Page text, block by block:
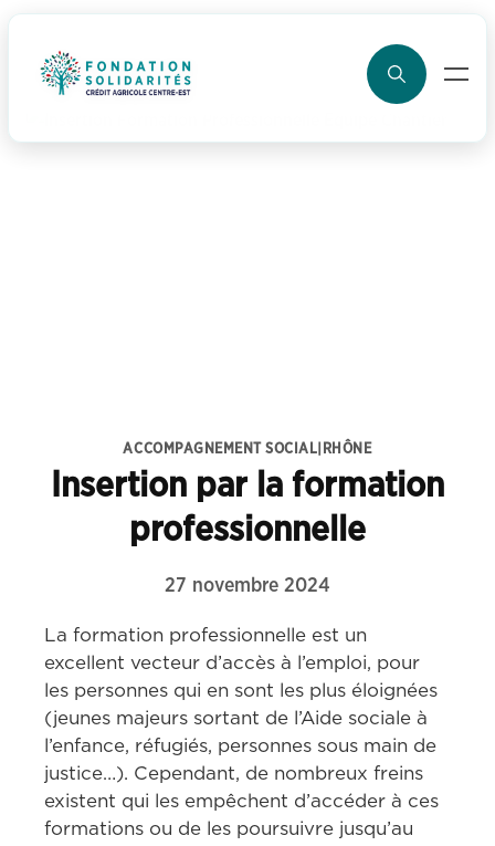
ACCOMPAGNEMENT SOCIAL RHÔNE
Insertion par la formation
professionnelle
27 novembre 2024
La formation professionnelle est un
excellent vecteur d’accès à l’emploi, pour
les personnes qui en sont les plus éloignées
(jeunes majeurs sortant de l’Aide sociale à
l’enfance, réfugiés, personnes sous main de
justice…). Cependant, de nombreux freins
existent qui les empêchent d’accéder à ces
formations ou de les poursuivre jusqu’au